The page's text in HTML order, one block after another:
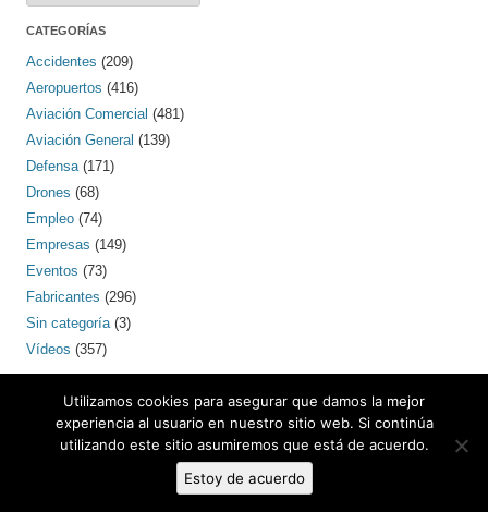
CATEGORÍAS
Accidentes (209)
Aeropuertos (416)
Aviación Comercial (481)
Aviación General (139)
Defensa(171)
Drones (68)
Empleo (74)
Empresas (149)
Eventos (73)
Fabricantes (296)
Sin categoría(3)
Vídeos (357)
Contacto: bcnaero (arroba) gmail.com
Utilizamos cookies para asegurar que damos la mejor
experiencia al usuario en nuestro sitio web. Si continúa
utilizando este sitio asumiremos que está de acuerdo.
Estoy de acuerdo